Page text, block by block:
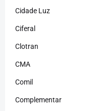
Cidade Luz
Ciferal
Clotran
CMA
Comil
Complementar